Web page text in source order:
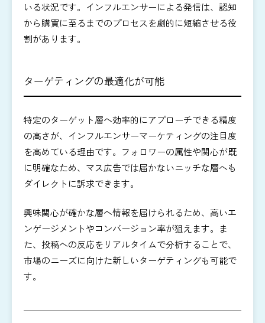
いる状況です。インフルエンサーによる発信は、認知
から購買に至るまでのプロセスを劇的に短縮させる役
割があります。
ターゲティングの最適化が可能
特定のターゲット層へ効率的にアプローチできる精度
の高さが、インフルエンサーマーケティングの注目度
を高めている理由です。フォロワーの属性や関心が既
に明確なため、マス広告では届かないニッチな層へも
ダイレクトに訴求できます。
興味関心が確かな層へ情報を届けられるため、高いエ
ンゲージメントやコンバージョン率が狙えます。ま
た、投稿への反応をリアルタイムで分析することで、
市場のニーズに向けた新しいターゲティングも可能で
す。